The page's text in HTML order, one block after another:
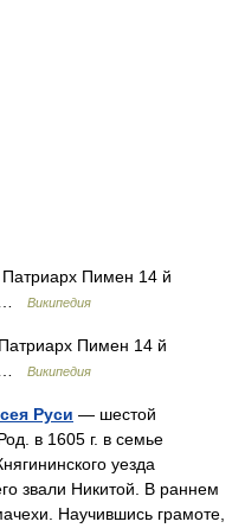
Пимен 14 й
…
Википедия
Пимен 14 й
…
Википедия
Руси — шестой
в 1605 г. в семье
уезда
звали Никитой. В раннем
Научившись грамоте,